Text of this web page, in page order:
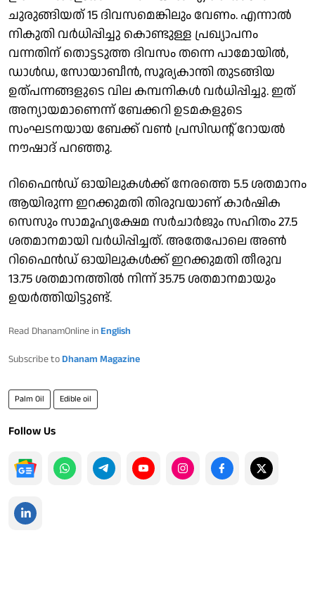
ചുരുങ്ങിയത് 15 ദിവസമെങ്കിലും വേണം. എന്നാല്‍
നികുതി വര്‍ധിപ്പിച്ചു കൊണ്ടുള്ള പ്രഖ്യാപനം
വന്നതിന് തൊട്ടടുത്ത ദിവസം തന്നെ പാമോയില്‍,
ഡാള്‍ഡ, സോയാബീന്‍, സൂര്യകാന്തി തുടങ്ങിയ
ഉത്പന്നങ്ങളുടെ വില കമ്പനികള്‍ വര്‍ധിപ്പിച്ചു. ഇത്
അന്യായമാണെന്ന് ബേക്കറി ഉടമകളുടെ
സംഘടനയായ ബേക്ക് വണ്‍ പ്രസിഡന്റ് റോയല്‍
നൗഷാദ് പറഞ്ഞു.
റിഫൈന്‍ഡ് ഓയിലുകള്‍ക്ക് നേരത്തെ 5.5 ശതമാനം
ആയിരുന്ന ഇറക്കുമതി തിരുവയാണ് കാര്‍ഷിക
സെസും സാമൂഹ്യക്ഷേമ സര്‍ചാര്‍ജും സഹിതം 27.5
ശതമാനമായി വര്‍ധിപ്പിച്ചത്. അതേപോലെ അണ്‍
റിഫൈന്‍ഡ് ഓയിലുകള്‍ക്ക് ഇറക്കുമതി തീരുവ
13.75 ശതമാനത്തില്‍ നിന്ന് 35.75 ശതമാനമായും
ഉയര്‍ത്തിയിട്ടുണ്ട്.
Read DhanamOnline in English
Subscribe to Dhanam Magazine
Palm Oil Edible oil
Follow Us